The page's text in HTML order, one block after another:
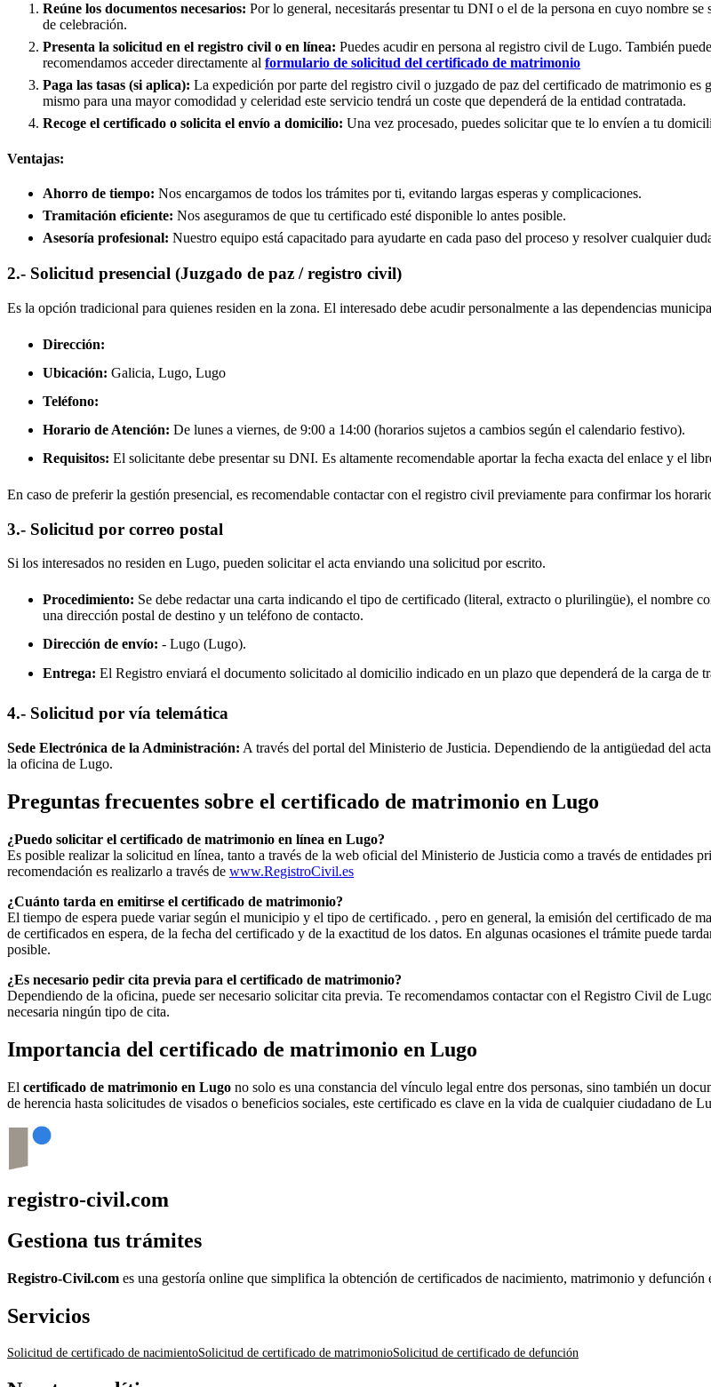
Reúne los documentos necesarios: Por lo general, necesitarás presentar tu DNI o el de la persona en cuyo nombre
de celebración.
Presenta la solicitud en el registro civil o en línea: Puedes acudir en persona al registro civil de Lugo. También
recomendamos acceder directamente al formulario de solicitud del certificado de matrimonio
Paga las tasas (si aplica): La expedición por parte del registro civil o juzgado de paz del certificado de matrimonio es
mismo para una mayor comodidad y celeridad este servicio tendrá un coste que dependerá de la entidad contratada.
Recoge el certificado o solicita el envío a domicilio: Una vez procesado, puedes solicitar que te lo envíen a tu
Ventajas:
Ahorro de tiempo: Nos encargamos de todos los trámites por ti, evitando largas esperas y complicaciones.
Tramitación eficiente: Nos aseguramos de que tu certificado esté disponible lo antes posible.
Asesoría profesional: Nuestro equipo está capacitado para ayudarte en cada paso del proceso y resolver cualquier
2.- Solicitud presencial (Juzgado de paz / registro civil)
Es la opción tradicional para quienes residen en la zona. El interesado debe acudir personalmente a las dependencias
Dirección:
Ubicación: Galicia, Lugo, Lugo
Teléfono:
Horario de Atención: De lunes a viernes, de 9:00 a 14:00 (horarios sujetos a cambios según el calendario festivo).
Requisitos: El solicitante debe presentar su DNI. Es altamente recomendable aportar la fecha exacta del enlace y el
En caso de preferir la gestión presencial, es recomendable contactar con el registro civil previamente para confirmar los
3.- Solicitud por correo postal
Si los interesados no residen en Lugo, pueden solicitar el acta enviando una solicitud por escrito.
Procedimiento: Se debe redactar una carta indicando el tipo de certificado (literal, extracto o plurilingüe), el nombre
una dirección postal de destino y un teléfono de contacto.
Dirección de envío: - Lugo (Lugo).
Entrega: El Registro enviará el documento solicitado al domicilio indicado en un plazo que dependerá de la carga de
4.- Solicitud por vía telemática
Sede Electrónica de la Administración: A través del portal del Ministerio de Justicia. Dependiendo de la antigüedad del
la oficina de Lugo.
Preguntas frecuentes sobre el certificado de matrimonio en Lugo
¿Puedo solicitar el certificado de matrimonio en línea en Lugo?
Es posible realizar la solicitud en línea, tanto a través de la web oficial del Ministerio de Justicia como a través de entidades
recomendación es realizarlo a través de www.RegistroCivil.es
¿Cuánto tarda en emitirse el certificado de matrimonio?
El tiempo de espera puede variar según el municipio y el tipo de certificado. , pero en general, la emisión del certificado de
de certificados en espera, de la fecha del certificado y de la exactitud de los datos. En algunas ocasiones el trámite puede
posible.
¿Es necesario pedir cita previa para el certificado de matrimonio?
Dependiendo de la oficina, puede ser necesario solicitar cita previa. Te recomendamos contactar con el Registro Civil de
necesaria ningún tipo de cita.
Importancia del certificado de matrimonio en Lugo
El certificado de matrimonio en Lugo no solo es una constancia del vínculo legal entre dos personas, sino también un
de herencia hasta solicitudes de visados o beneficios sociales, este certificado es clave en la vida de cualquier ciudadano de
registro-civil.com
Gestiona tus trámites
Registro-Civil.com es una gestoría online que simplifica la obtención de certificados de nacimiento, matrimonio y defunción
Servicios
Solicitud de certificado de nacimientoSolicitud de certificado de matrimonioSolicitud de certificado de defunción